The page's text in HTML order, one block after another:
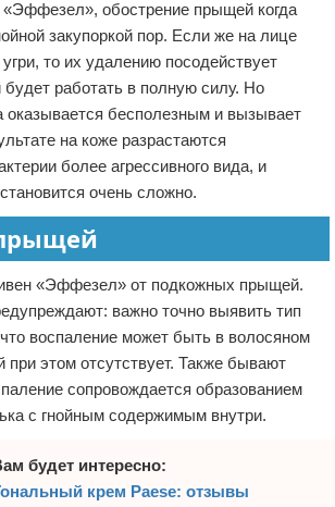
обострение прыщей когда
закупоркой пор. Если же на лице
то их удалению посодействует
работать в полную силу. Но
оказывается бесполезным и вызывает
на коже разрастаются
более агрессивного вида, и
очень сложно.
«Эффезел» от подкожных прыщей.
важно точно выявить тип
воспаление может быть в волосяном
при этом отсутствует. Также бывают
сопровождается образованием
с гнойным содержимым внутри.
будет интересно:
крем Paese: отзывы